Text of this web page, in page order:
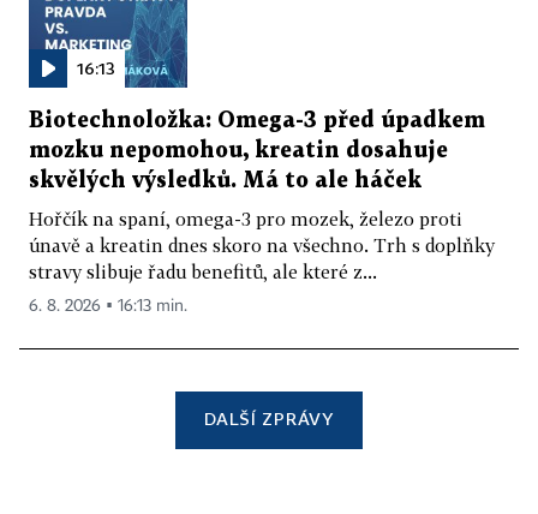
16:13
Biotechnoložka: Omega-3 před úpadkem
mozku nepomohou, kreatin dosahuje
skvělých výsledků. Má to ale háček
Hořčík na spaní, omega-3 pro mozek, železo proti
únavě a kreatin dnes skoro na všechno. Trh s doplňky
stravy slibuje řadu benefitů, ale které z...
6. 8. 2026 ▪ 16:13 min.
DALŠÍ ZPRÁVY